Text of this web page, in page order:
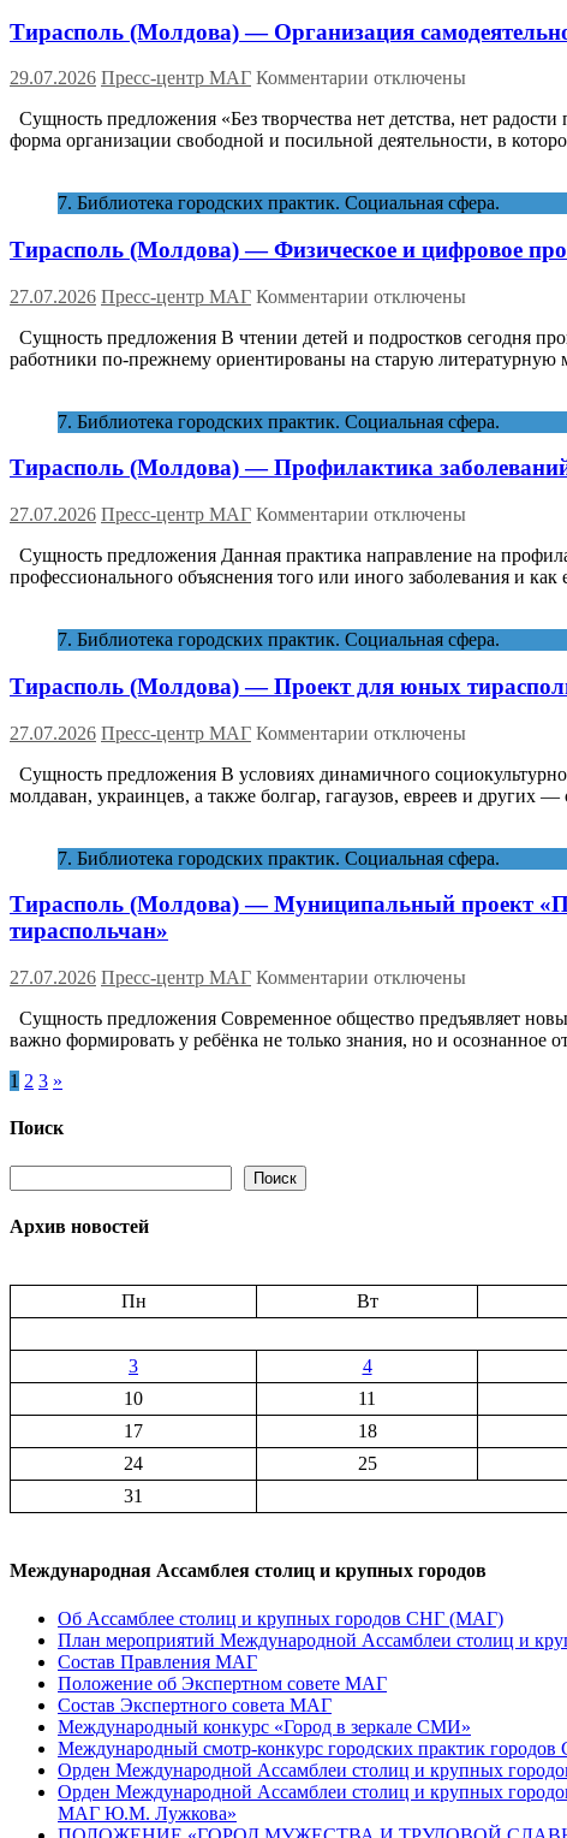
и
реальность
Тирасполь (Молдова) — Организация
29.07.2026 Пресс-центр МАГ Комментарии к
Тирасполь
(Молдова)
самодеятельного
в
числе
и
людей
возможностями
отключены
Сущность предложения «Без творчества нет детства, нет
форма организации свободной и посильной деятельности, в
7. Библиотека городских практик. Социальная сфера.
Тирасполь (Молдова) — Физическое и цифровое
27.07.2026 Пресс-центр МАГ Комментарии к
Тирасполь
(Молдова)
и
пространство
как
формирования
нравственного
отключены
Сущность предложения В чтении детей и подростков сегодня
работники по-прежнему ориентированы на старую литературную
7. Библиотека городских практик. Социальная сфера.
Тирасполь (Молдова) — Профилактика
27.07.2026 Пресс-центр МАГ Комментарии к
Тирасполь
(Молдова)
заболеваний,
и
ЗОЖ
школе
отключены
Сущность предложения Данная практика направление на
профессионального объяснения того или иного заболевания и
7. Библиотека городских практик. Социальная сфера.
Тирасполь (Молдова) — Проект для юных
27.07.2026 Пресс-центр МАГ Комментарии к
Тирасполь
(Молдова)
для
тираспольчан
сплетаются
живые
нити
отключены
Сущность предложения В условиях динамичного
молдаван, украинцев, а также болгар, гагаузов, евреев и других
7. Библиотека городских практик. Социальная сфера.
Тирасполь (Молдова) — Муниципальный проект
тираспольчан»
27.07.2026 Пресс-центр МАГ Комментарии к
Тирасполь
(Молдова)
шаги
в
профессий
юных
тираспольчан»
отключены
Сущность предложения Современное общество предъявляет
важно формировать у ребёнка не только знания, но и осознанное
Пагинация
записей
1 2 3 »
Поиск
Поиск
Архив новостей
Пн
Вт
3
4
10
11
17
18
24
25
31
Международная Ассамблея столиц и крупных городов
Об Ассамблее столиц и крупных городов СНГ (МАГ)
План мероприятий Международной Ассамблеи столиц и
Состав Правления МАГ
Положение об Экспертном совете МАГ
Состав Экспертного совета МАГ
Международный конкурс «Город в зеркале СМИ»
Международный смотр-конкурс городских практик
Орден Международной Ассамблеи столиц и крупных
Орден Международной Ассамблеи столиц и крупных
МАГ Ю.М. Лужкова»